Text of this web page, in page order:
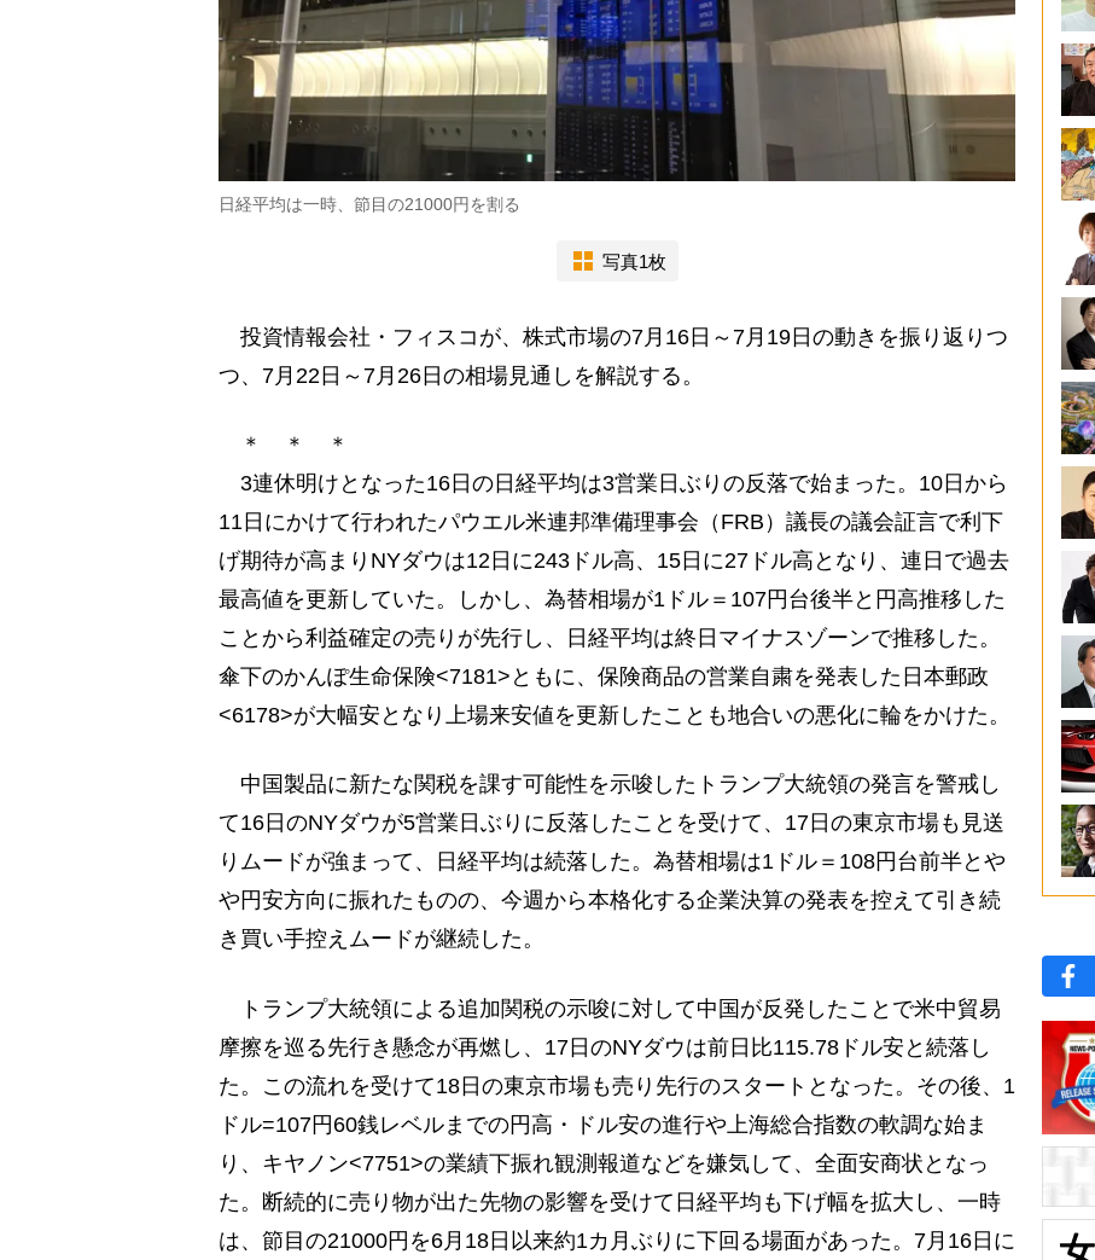
日経平均は一時、節目の21000円を割る
写真1枚
投資情報会社・フィスコが、株式市場の7月16日～7月19日の動きを振り返りつ
つ、7月22日～7月26日の相場見通しを解説する。
＊ ＊ ＊
3連休明けとなった16日の日経平均は3営業日ぶりの反落で始まった。10日から
11日にかけて行われたパウエル米連邦準備理事会（FRB）議長の議会証言で利下
げ期待が高まりNYダウは12日に243ドル高、15日に27ドル高となり、連日で過去
最高値を更新していた。しかし、為替相場が1ドル＝107円台後半と円高推移した
ことから利益確定の売りが先行し、日経平均は終日マイナスゾーンで推移した。
傘下のかんぽ生命保険<7181>ともに、保険商品の営業自粛を発表した日本郵政
<6178>が大幅安となり上場来安値を更新したことも地合いの悪化に輪をかけた。
中国製品に新たな関税を課す可能性を示唆したトランプ大統領の発言を警戒し
て16日のNYダウが5営業日ぶりに反落したことを受けて、17日の東京市場も見送
りムードが強まって、日経平均は続落した。為替相場は1ドル＝108円台前半とや
や円安方向に振れたものの、今週から本格化する企業決算の発表を控えて引き続
き買い手控えムードが継続した。
トランプ大統領による追加関税の示唆に対して中国が反発したことで米中貿易
摩擦を巡る先行き懸念が再燃し、17日のNYダウは前日比115.78ドル安と続落し
た。この流れを受けて18日の東京市場も売り先行のスタートとなった。その後、1
ドル=107円60銭レベルまでの円高・ドル安の進行や上海総合指数の軟調な始ま
り、キヤノン<7751>の業績下振れ観測報道などを嫌気して、全面安商状となっ
た。断続的に売り物が出た先物の影響を受けて日経平均も下げ幅を拡大し、一時
は、節目の21000円を6月18日以来約1カ月ぶりに下回る場面があった。7月16日に